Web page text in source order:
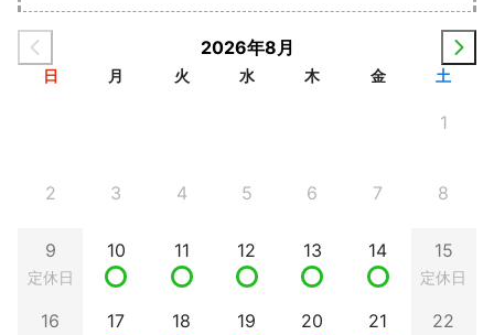
2026年8月
日 月 火 水 木 金 土
1
2 3 4 5 6 7 8
9
定休日
10 11 12 13 14 15
定休日
16 17 18 19 20 21 22